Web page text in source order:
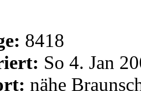
8418
So 4. Jan
nähe